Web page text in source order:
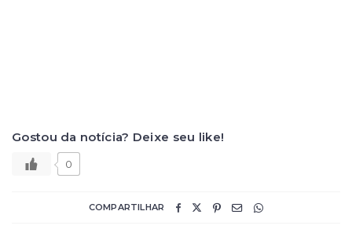
Gostou da notícia? Deixe seu like!
0
COMPARTILHAR